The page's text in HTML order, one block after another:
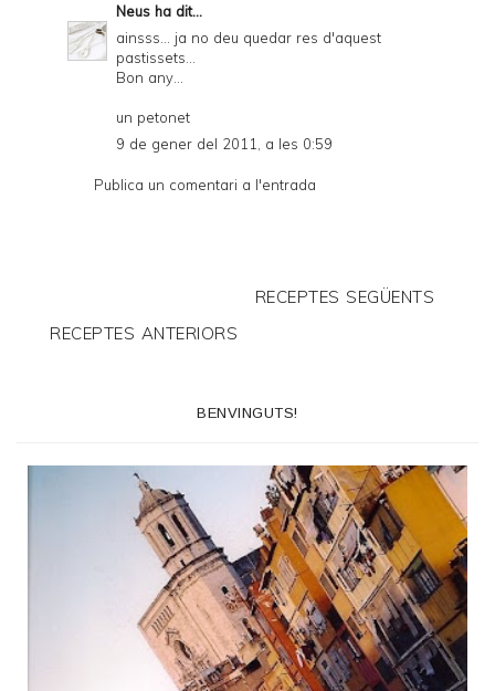
Neus ha dit...
ainsss... ja no deu quedar res d'aquest
pastissets...
Bon any...
un petonet
9 de gener del 2011, a les 0:59
Publica un comentari a l'entrada
RECEPTES SEGÜENTS
RECEPTES ANTERIORS
BENVINGUTS!